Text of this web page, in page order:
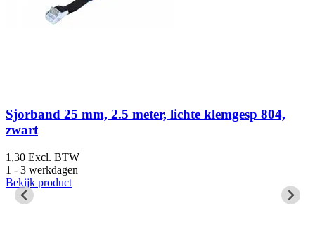
Sjorband 25 mm, 2.5 meter, lichte klemgesp 804,
zwart
1,30 Excl. BTW
1 - 3 werkdagen
Bekijk product